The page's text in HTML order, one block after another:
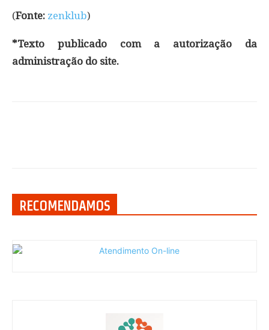
(Fonte: zenklub)
*Texto publicado com a autorização da
administração do site.
RECOMENDAMOS